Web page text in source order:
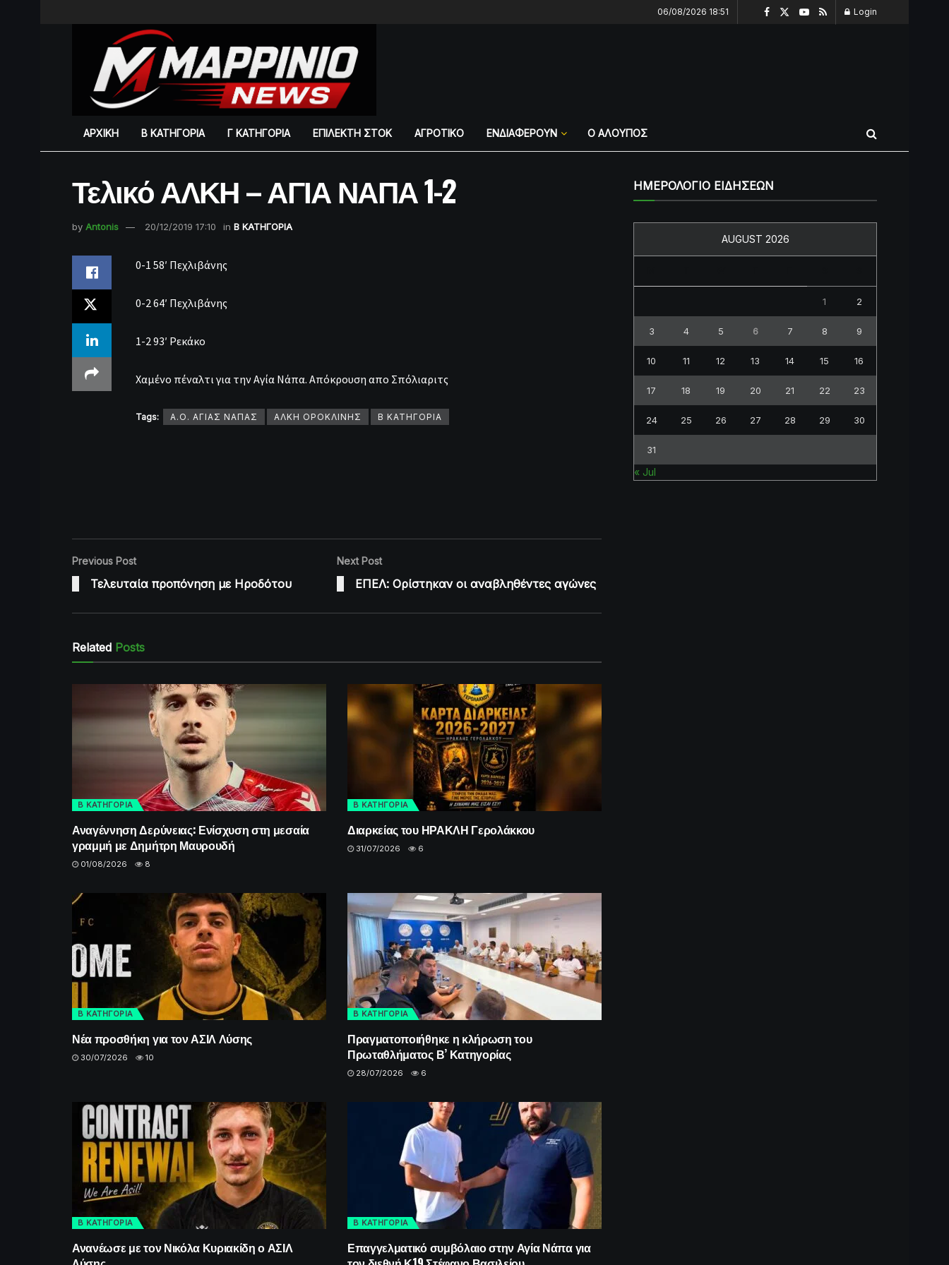
06/08/2026 18:51 Login
ΑΡΧΙΚΗ Β ΚΑΤΗΓΟΡΙΑ Γ ΚΑΤΗΓΟΡΙΑ ΕΠΙΛΕΚΤΗ ΣΤΟΚ ΑΓΡΟΤΙΚΟ ΕΝΔΙΑΦΕΡΟΥΝ Ο ΑΛΟΥΠΟΣ
Τελικό ΑΛΚΗ – ΑΓΙΑ ΝΑΠΑ 1-2
by Antonis 20/12/2019 17:10 in Β ΚΑΤΗΓΟΡΙΑ
0-1 58′ Πεχλιβάνης
0-2 64′ Πεχλιβάνης
1-2 93′ Ρεκάκο
Χαμένο πέναλτι για την Αγία Νάπα. Απόκρουση απο Σπόλιαριτς
Tags: Α.Ο. ΑΓΙΑΣ ΝΑΠΑΣ ΑΛΚΗ ΟΡΟΚΛΙΝΗΣ Β ΚΑΤΗΓΟΡΙΑ
Previous Post
Τελευταία προπόνηση με Ηροδότου
Next Post
ΕΠΕΛ: Ορίστηκαν οι αναβληθέντες αγώνες
Related Posts
Β ΚΑΤΗΓΟΡΙΑ
Αναγέννηση Δερύνειας: Ενίσχυση στη μεσαία
γραμμή με Δημήτρη Μαυρουδή
01/08/2026 8
Β ΚΑΤΗΓΟΡΙΑ
Διαρκείας του ΗΡΑΚΛΗ Γερολάκκου
31/07/2026 6
Β ΚΑΤΗΓΟΡΙΑ
Νέα προσθήκη για τον ΑΣΙΛ Λύσης
30/07/2026 10
Β ΚΑΤΗΓΟΡΙΑ
Πραγματοποιήθηκε η κλήρωση του
Πρωταθλήματος Β’ Κατηγορίας
28/07/2026 6
Β ΚΑΤΗΓΟΡΙΑ
Ανανέωσε με τον Νικόλα Κυριακίδη ο ΑΣΙΛ
Β ΚΑΤΗΓΟΡΙΑ
Επαγγελματικό συμβόλαιο στην Αγία Νάπα για
ΗΜΕΡΟΛΟΓΙΟ ΕΙΔΗΣΕΩΝ
AUGUST 2026
1 2
3 4 5 6 7 8 9
10 11 12 13 14 15 16
17 18 19 20 21 22 23
24 25 26 27 28 29 30
31
« Jul